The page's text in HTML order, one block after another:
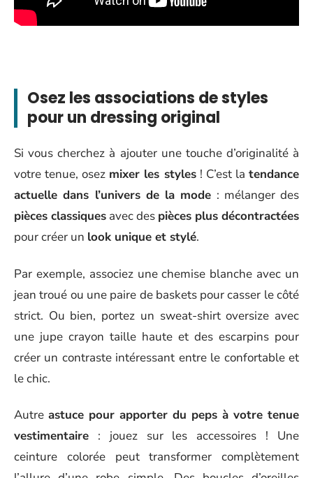
Osez les associations de styles
pour un dressing original
Si vous cherchez à ajouter une touche d’originalité à
votre tenue, osez mixer les styles! C’est latendance
actuelle dans l’univers de la mode : mélanger des
pièces classiques avec des pièces plus décontractées
pour créer un look unique et stylé.
Par exemple, associez une chemise blanche avec un
jean troué ou une paire de baskets pour casser le côté
strict. Ou bien, portez un sweat-shirt oversize avec
une jupe crayon taille haute et des escarpins pour
créer un contraste intéressant entre le confortable et
le chic.
Autre astuce pour apporter du peps à votre tenue
vestimentaire : jouez sur les accessoires ! Une
ceinture colorée peut transformer complètement